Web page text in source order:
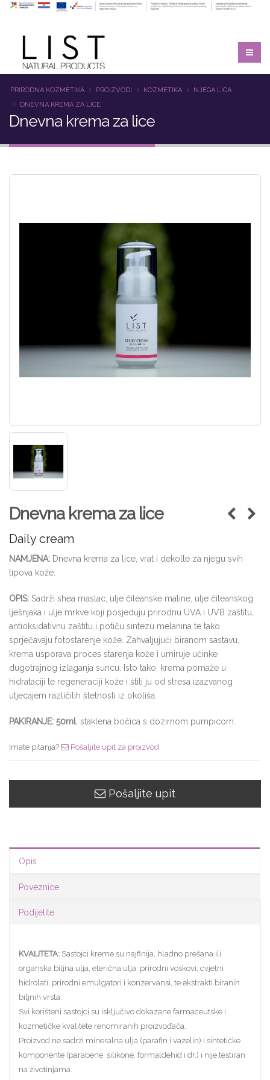
PRIRODNA KOZMETIKA PROIZVODI KOZMETIKA
NJEGA LICA
DNEVNA KREMA ZA LICE
Dnevna krema za lice
Dnevna krema za lice
Daily cream
NAMJENA: Dnevna krema za lice, vrat i dekolte za njegu svih
tipova kože.
OPIS: Sadrži shea maslac, ulje čileanske maline, ulje čileanskog
lješnjaka i ulje mrkve koji posjeduju prirodnu UVA i UVB zaštitu,
antioksidativnu zaštitu i potiču sintezu melanina te tako
sprječavaju fotostarenje kože. Zahvaljujući biranom sastavu,
krema usporava proces starenja kože i umiruje učinke
dugotrajnog izlaganja suncu. Isto tako, krema pomaže u
hidrataciji te regeneraciji kože i štiti ju od stresa izazvanog
utjecajem različitih štetnosti iz okoliša.
PAKIRANJE: 50ml , staklena bočica s dozirnom pumpicom.
Imate pitanja? Pošaljite upit za proizvod
Pošaljite upit
Opis
Poveznice
Podijelite
KVALITETA: Sastojci kreme su najfinija, hladno prešana ili
organska biljna ulja, eterična ulja, prirodni voskovi, cvjetni
hidrolati, prirodni emulgatori i konzervansi, te ekstrakti biranih
biljnih vrsta.
Svi korišteni sastojci su isključivo dokazane farmaceutske i
kozmetičke kvalitete renomiranih proizvođača.
Proizvod ne sadrži mineralna ulja (parafin i vazelin) i sintetičke
komponente (parabene, silikone, formaldehid i dr.) i nije testiran
na životinjama.